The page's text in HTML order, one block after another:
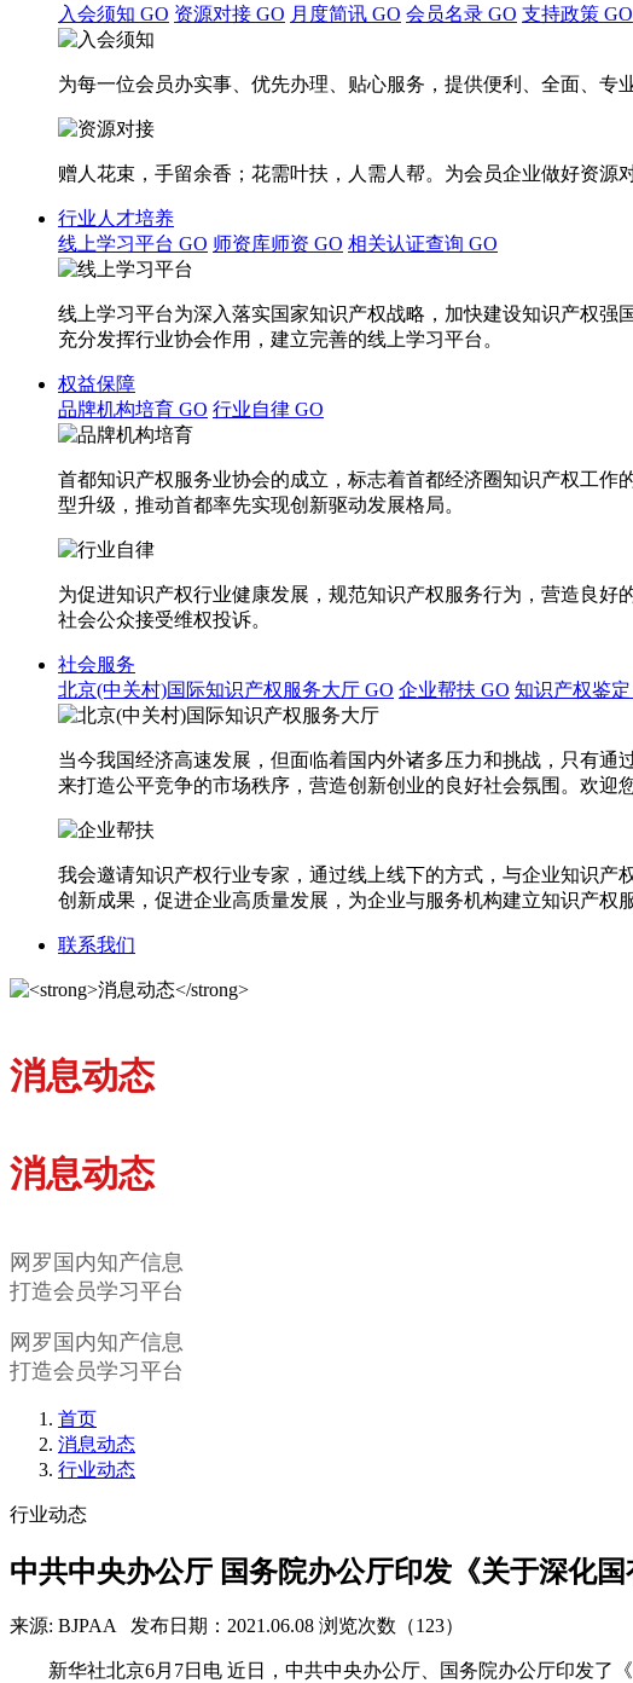
入会须知 GO 资源对接 GO 月度简讯 GO 会员名录 GO 支持政策 GO
为每一位会员办实事、优先办理、贴心服务，提供便利、全面、专
赠人花束，手留余香；花需叶扶，人需人帮。为会员企业做好资源
行业人才培养
线上学习平台 GO 师资库师资 GO 相关认证查询 GO
线上学习平台为深入落实国家知识产权战略，加快建设知识产权强
充分发挥行业协会作用，建立完善的线上学习平台。
权益保障
品牌机构培育 GO 行业自律 GO
首都知识产权服务业协会的成立，标志着首都经济圈知识产权工
型升级，推动首都率先实现创新驱动发展格局。
为促进知识产权行业健康发展，规范知识产权服务行为，营造良
社会公众接受维权投诉。
社会服务
北京(中关村)国际知识产权服务大厅 GO 企业帮扶 GO 知识产权鉴定
当今我国经济高速发展，但面临着国内外诸多压力和挑战，只有
来打造公平竞争的市场秩序，营造创新创业的良好社会氛围。欢迎
我会邀请知识产权行业专家，通过线上线下的方式，与企业知识
创新成果，促进企业高质量发展，为企业与服务机构建立知识产权
联系我们
消息动态
消息动态
网罗国内知产信息
打造会员学习平台
网罗国内知产信息
打造会员学习平台
首页
消息动态
行业动态
行业动态
中共中央办公厅 国务院办公厅印发《关于深化国
来源: BJPAA 发布日期：2021.06.08 浏览次数（123）
新华社北京6月7日电 近日，中共中央办公厅、国务院办公厅印发了